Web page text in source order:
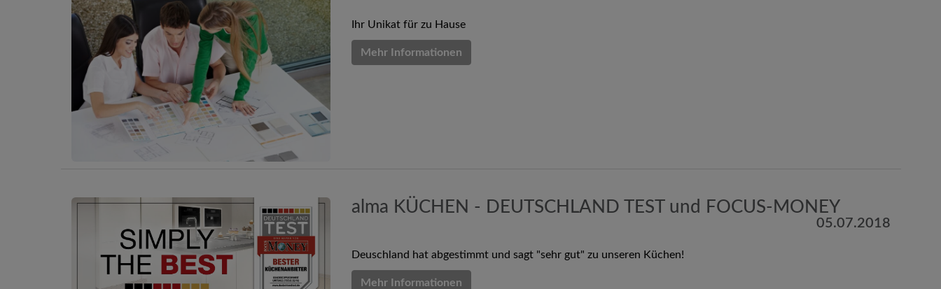
Ihr Unikat für zu Hause
Mehr Informationen
alma KÜCHEN - DEUTSCHLAND TEST und FOCUS-MONEY
05.07.2018
Deuschland hat abgestimmt und sagt "sehr gut" zu unseren Küchen!
Mehr Informationen